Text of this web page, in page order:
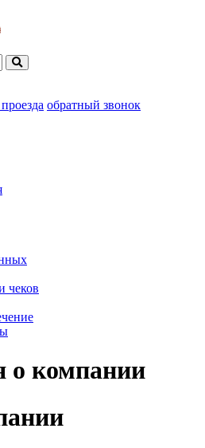
обратный звонок
чеков
компании